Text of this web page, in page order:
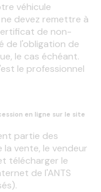
véhicule
devez remettre à
de non-
de l'obligation de
le cas échéant.
le professionnel
en ligne sur le site
partie des
vente, le vendeur
télécharger le
de l'ANTS